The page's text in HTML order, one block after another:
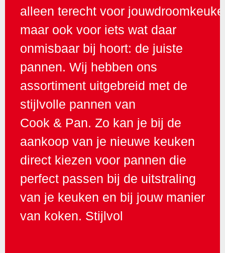
alleen terecht voor
maar ook voor iets wat daar
onmisbaar bij hoort: de juiste
pannen. Wij hebben ons
assortiment uitgebreid met de
stijlvolle pannen van
Cook & Pan. Zo kan je bij de
aankoop van je nieuwe keuken
direct kiezen voor pannen die
perfect passen bij de uitstraling
van je keuken en bij jouw manier
van koken. Stijlvol